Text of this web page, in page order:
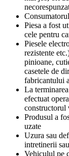
Piesa a fost
cele pentru
Piesele
rezistente
pinioane,
casetele de
fabricantului
La
efectuat
constructorul
Produsul a
uzate
Uzura sau
intretinerii
Vehiculul pe